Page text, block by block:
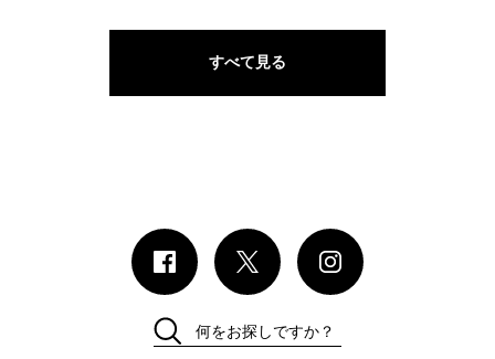
すべて見る
何をお探しですか？